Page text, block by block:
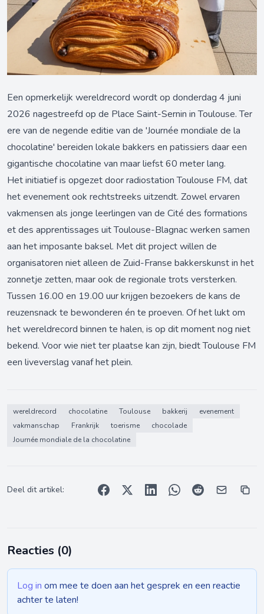
Een opmerkelijk wereldrecord wordt op donderdag 4 juni
2026 nagestreefd op de Place Saint-Sernin in Toulouse. Ter
ere van de negende editie van de 'Journée mondiale de la
chocolatine' bereiden lokale bakkers en patissiers daar een
gigantische chocolatine van maar liefst 60 meter lang.
Het initiatief is opgezet door radiostation Toulouse FM, dat
het evenement ook rechtstreeks uitzendt. Zowel ervaren
vakmensen als jonge leerlingen van de Cité des formations
et des apprentissages uit Toulouse-Blagnac werken samen
aan het imposante baksel. Met dit project willen de
organisatoren niet alleen de Zuid-Franse bakkerskunst in het
zonnetje zetten, maar ook de regionale trots versterken.
Tussen 16.00 en 19.00 uur krijgen bezoekers de kans de
reuzensnack te bewonderen én te proeven. Of het lukt om
het wereldrecord binnen te halen, is op dit moment nog niet
bekend. Voor wie niet ter plaatse kan zijn, biedt Toulouse FM
een liveverslag vanaf het plein.
wereldrecord chocolatine Toulouse bakkerij
evenement
vakmanschap
Frankrijk toerisme
chocolade
Journée mondiale de la chocolatine
Deel dit artikel:
Reacties (0)
Log in om mee te doen aan het gesprek en een reactie
achter te laten!